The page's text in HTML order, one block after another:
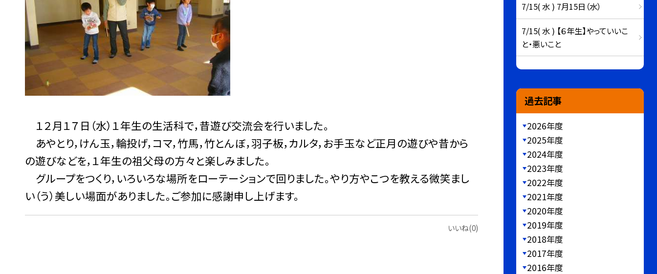
１２月１７日（水）１年生の生活科で，昔遊び交流会を行いました。
あやとり，けん玉，輪投げ，コマ，竹馬，竹とんぼ，羽子板，カルタ，お手玉など正月の遊びや昔から
の遊びなどを，１年生の祖父母の方々と楽しみました。
グループをつくり，いろいろな場所をローテーションで回りました。やり方やこつを教える微笑まし
い（う）美しい場面がありました。ご参加に感謝申し上げます。
いいね(0)
7/15( 水 ) 7月15日（水）
7/15( 水 ) 【６年生】やっていいこ
と・悪いこと
過去記事
2026年度
2025年度
2024年度
2023年度
2022年度
2021年度
2020年度
2019年度
2018年度
2017年度
2016年度